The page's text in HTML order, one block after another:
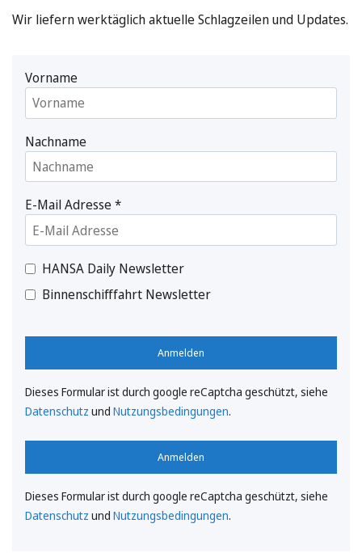
Wir liefern werktäglich aktuelle Schlagzeilen und Updates.
Vorname
Nachname
E-Mail Adresse*
HANSA Daily Newsletter
Binnenschifffahrt Newsletter
Anmelden
Dieses Formular ist durch google reCaptcha geschützt, siehe
Datenschutz und Nutzungsbedingungen.
Anmelden
Dieses Formular ist durch google reCaptcha geschützt, siehe
Datenschutz und Nutzungsbedingungen.